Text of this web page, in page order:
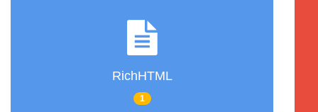
RichHTML
1